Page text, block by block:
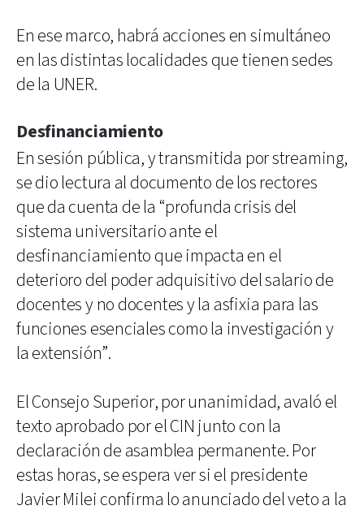
En ese marco, habrá acciones en simultáneo
en las distintas localidades que tienen sedes
de la UNER.
Desfinanciamiento
En sesión pública, y transmitida por streaming,
se dio lectura al documento de los rectores
que da cuenta de la “profunda crisis del
sistema universitario ante el
desfinanciamiento que impacta en el
deterioro del poder adquisitivo del salario de
docentes y no docentes y la asfixia para las
funciones esenciales como la investigación y
la extensión”.
El Consejo Superior, por unanimidad, avaló el
texto aprobado por el CIN junto con la
declaración de asamblea permanente. Por
estas horas, se espera ver si el presidente
Javier Milei confirma lo anunciado del veto a la